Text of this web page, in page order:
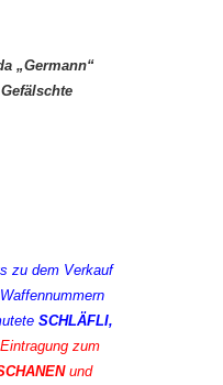
„Germann“
zu dem Verkauf
SCHLÄFLI,
zum
und